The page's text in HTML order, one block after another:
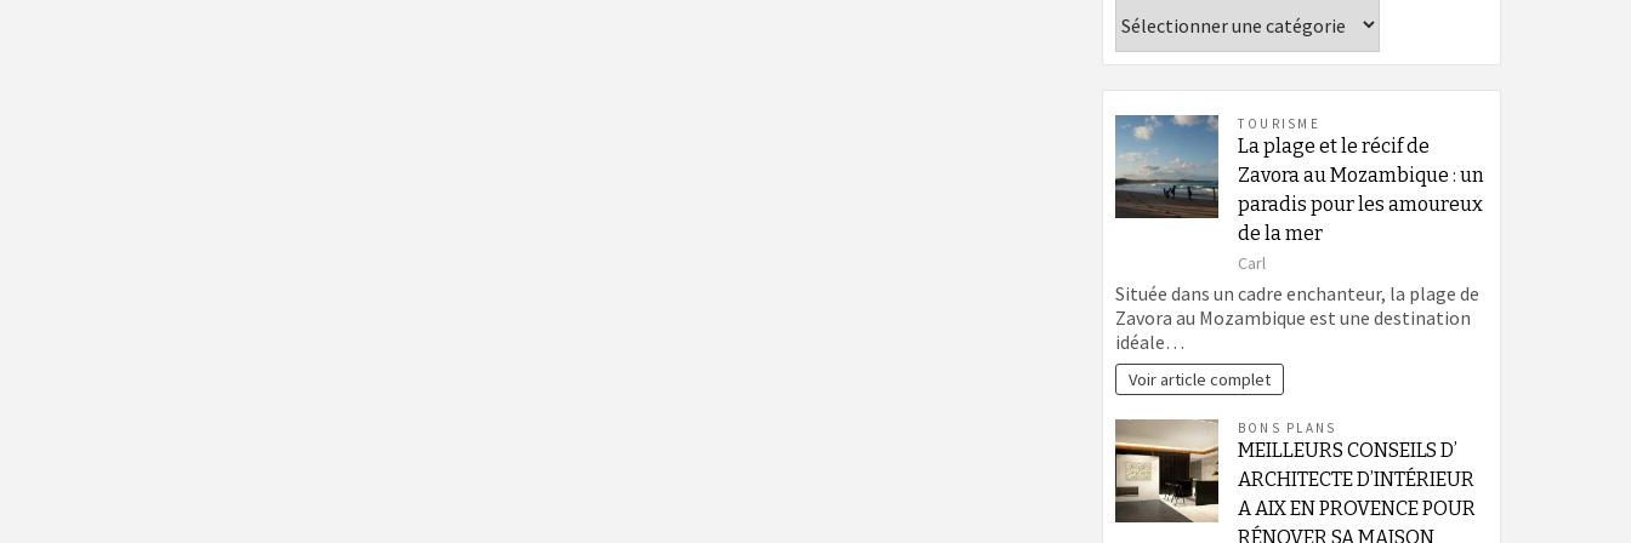
TOURISME
La plage et le récif de
Zavora au Mozambique : un
paradis pour les amoureux
de la mer
Carl
Située dans un cadre enchanteur, la plage de
Zavora au Mozambique est une destination
idéale…
Voir article complet
BONS PLANS
MEILLEURS CONSEILS D’
ARCHITECTE D’INTÉRIEUR
A AIX EN PROVENCE POUR
RÉNOVER SA MAISON